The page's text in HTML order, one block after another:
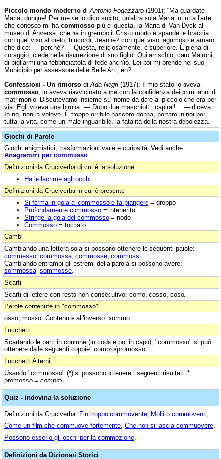
Piccolo mondo moderno di Antonio Fogazzaro (1901): “Ma guardate
Maria, dunque! Per me ve lo dico subito, un'altra sola Maria in tutta l'arte
che conosco mi ha commosso più di questa, la Maria di Van Dyck al
museo di Anversa, che ha in grembo il Cristo morto e spande le braccia
con quel viso al cielo, ti ricordi, Jeanne? con quel viso lagrimoso e amaro
che dice: — perché? — Questa, religiosamente, è superiore. È piena di
coraggio, crede nella risurrezione di suo figlio. Qui arrischio, caro Maironi,
di pigliarmi una febbriciattola di fede anch'io. Lei poi mi prende nel suo
Municipio per assessore delle Belle Arti, eh?„
Confessioni - Un rimorso di Ada Negri (1917): Il mio stato lo aveva
commosso , lo aveva riavvicinato a me con la confidenza dei primi anni di
matrimonio. Discutevamo insieme sul nome da dare al piccolo che era per
via. Egli voleva una bimba. — Dopo due maschiotti, capirai!... — diceva.
Io no, non la volevo. È troppo orribile nascere donna, portare in noi per
tutta la vita, come un male inguaribile, la fatalità della nostra debolezza.
Giochi di Parole
Giochi enigmistici, trasformazioni varie e curiosità. Vedi anche:
Anagrammi per commosso
Definizioni da Cruciverba di cui è la soluzione
Ha le lacrime agli occhi
Definizioni da Cruciverba in cui è presente
Si forma in gola al commosso e fa piangere = groppo
Profondamente commosso = intenerito
Stringe la gola del commosso = nodo
Commosso = toccato
Cambi
Cambiando una lettera sola si possono ottenere le seguenti parole:
commesso commossa commosse commossi
Cambiando entrambi gli estremi della parola si possono avere:
sommossa sommosse
Scarti
Scarti di lettere con resto non consecutivo: como, cosso, coso.
Parole contenute in "commosso"
osso, mosso. Contenute all'inverso: sommo.
Lucchetti
Scartando le parti in comune (in coda e poi in capo), "commosso" si può
ottenere dalle seguenti coppie: compro/promosso.
Lucchetti Alterni
Usando "commosso" (*) si possono ottenere i seguenti risultati: *
promosso = compro
Quiz - indovina la soluzione
Definizioni da Cruciverba: Fin troppo commovente Molli o commoventi
Come un film che commuove fortemente Che non si lascia commuovere
Possono esserlo gli occhi per la commozione
Definizioni da Dizionari Storici